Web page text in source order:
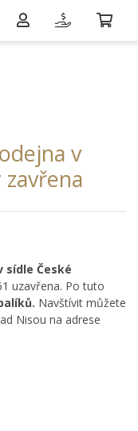
v
sídle České
uzavřena. Po tuto
Navštívit můžete
Nisou na adrese